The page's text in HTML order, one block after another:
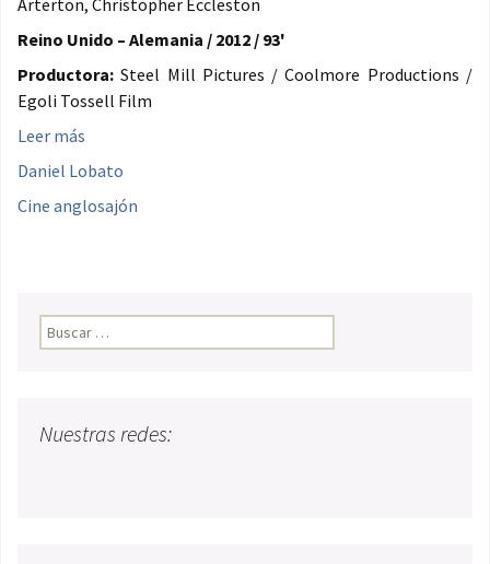
Reino Unido – Alemania / 2012 / 93'
Productora: Steel Mill Pictures / Coolmore Productions /
Egoli Tossell Film
Leer más
Daniel Lobato
Cine anglosajón
Buscar:
Nuestras redes: